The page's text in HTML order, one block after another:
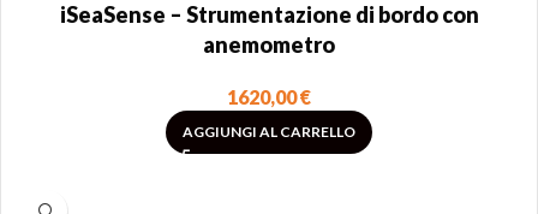
iSeaSense – Strumentazione di bordo con
anemometro
1620,00€
AGGIUNGI AL CARRELLO